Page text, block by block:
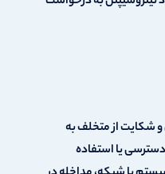
شکایت از متخلف به
یا استفاده